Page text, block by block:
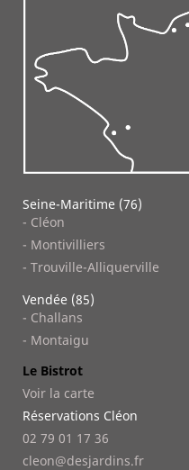
Seine-Maritime (76)
- Cléon
- Montivilliers
- Trouville-Alliquerville
Vendée (85)
- Challans
- Montaigu
Le Bistrot
Voir la carte
Réservations Cléon
02 79 01 17 36
cleon@desjardins.fr